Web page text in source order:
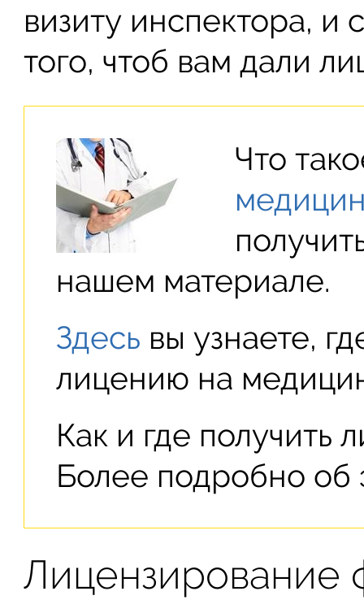
визиту инспектора, и
того, чтоб вам дали
Что
нашем материале.
Здесь вы узнаете,
лицению на
Как и где получить
Более подробно об
Лицензирование